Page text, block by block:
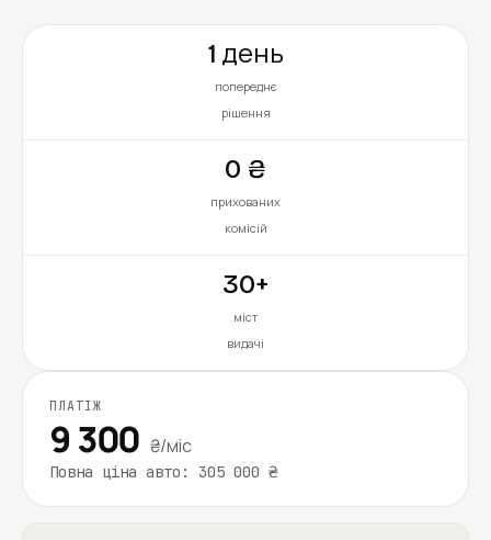
1 день
попереднє
рішення
0 ₴
прихованих
комісій
30+
міст
видачі
ПЛАТІЖ
9 300 ₴/міс
Повна ціна авто: 305 000 ₴